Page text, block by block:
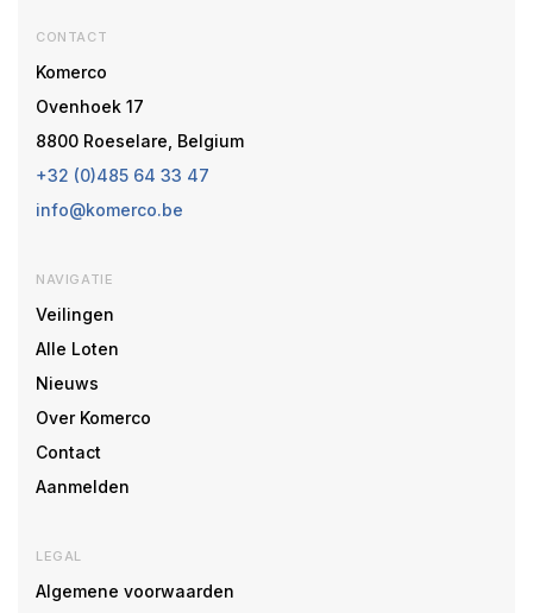
CONTACT
Komerco
Ovenhoek 17
8800 Roeselare, Belgium
+32 (0)485 64 33 47
info@komerco.be
NAVIGATIE
Veilingen
Alle Loten
Nieuws
Over Komerco
Contact
Aanmelden
LEGAL
Algemene voorwaarden